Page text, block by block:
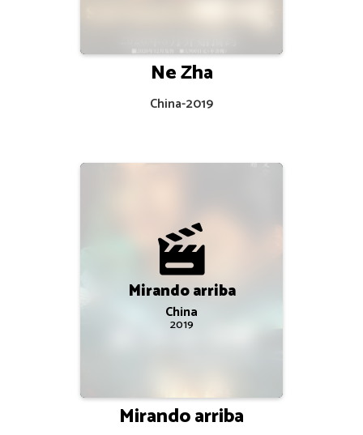
Ne Zha
China-2019
Mirando arriba
China
2019
Mirando arriba